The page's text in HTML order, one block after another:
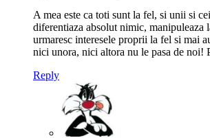
A mea este ca toti sunt la fel, si unii si
diferentiaza absolut nimic, manipuleaza
urmaresc interesele proprii la fel si mai
nici unora, nici altora nu le pasa de noi!
Reply